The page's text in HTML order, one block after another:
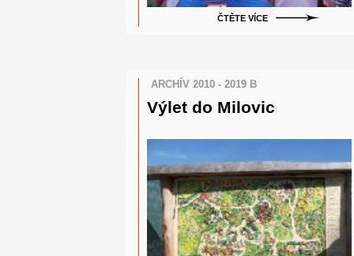
ČTĚTE VÍCE
ARCHÍV 2010 - 2019 B
Výlet do Milovic